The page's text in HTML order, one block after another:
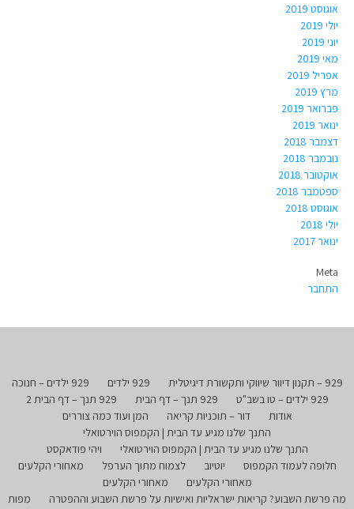
אוגוסט 2019
יולי 2019
יוני 2019
מאי 2019
אפריל 2019
מרץ 2019
פברואר 2019
ינואר 2019
דצמבר 2018
נובמבר 2018
אוקטובר 2018
ספטמבר 2018
אוגוסט 2018
יולי 2018
ינואר 2017
Meta
התחבר
929 – תקנון דיוור שיווקי ותקשורת דיגיטלית 929 ילדים
929 ילדים – חנוכה
929 ילדים – טו בשב"ט
929 תנך – דף הבית
929 תנך – דף הבית 2
אודות
דור – תוכניות קריאה
המן ועוד כמה צוררים
התנך שלנו מגיע עד הבית | הקמפוס הוירטואלי
התנך שלנו מגיע עד הבית | הקמפוס הוירטואלי
ויהי פודאקסט
חלופה לעמוד הקמפוס
יוטיוב לצמוח מתוך הערפל
מאחורי הקלעים
מאחורי הקלעים
מאחורי הקלעים
מה פרשת השבוע? קריאות ישראליות ואישיות על פרשת השבוע וההפטרה
מפות